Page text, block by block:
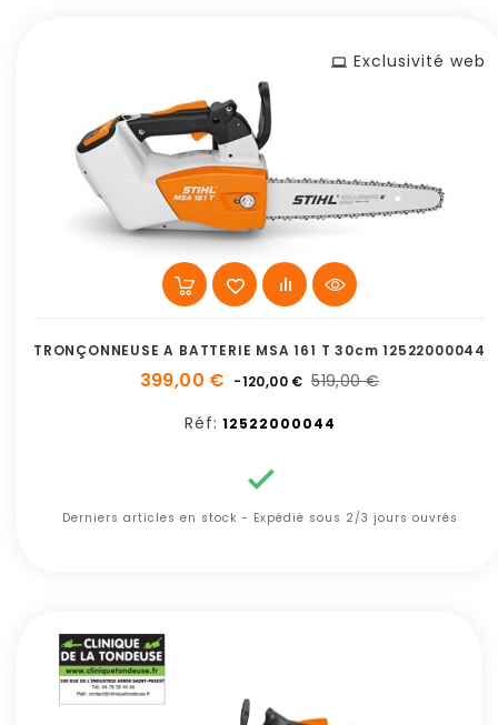
Exclusivité web
TRONÇONNEUSE A BATTERIE MSA 161 T 30cm 12522000044
399,00 € -120,00 € 519,00 €
Réf: 12522000044

Derniers articles en stock - Expédié sous 2/3 jours ouvrés